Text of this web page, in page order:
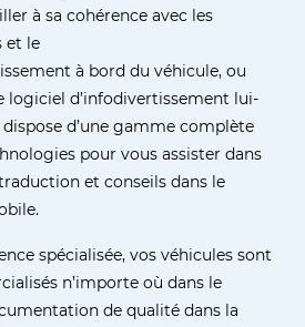
à sa cohérence avec les
et le
à bord du véhicule, ou
logiciel d’infodivertissement lui-
d’une gamme complète
pour vous assister dans
et conseils dans le
spécialisée, vos véhicules sont
n’importe où dans le
de qualité dans la